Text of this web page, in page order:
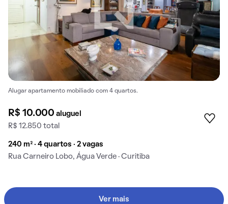
Alugar apartamento mobiliado com 4 quartos.
R$ 10.000aluguel
R$ 12.850 total
240 m² · 4 quartos · 2 vagas
Rua Carneiro Lobo, Água Verde · Curitiba
Ver mais